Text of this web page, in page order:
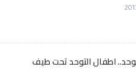
اطفال التوحد تحت طيف